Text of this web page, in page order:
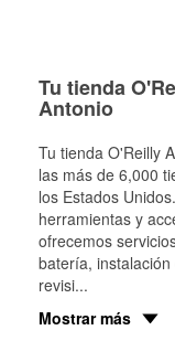
Tu tienda
Antonio
Tu tienda O'Reilly
las más de 6,000
los Estados
herramientas y
ofrecemos
batería,
revisi...
Mostrar más